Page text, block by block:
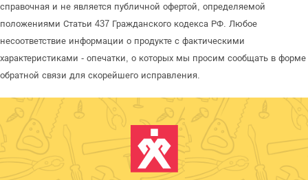
справочная и не является публичной офертой, определяемой
положениями Статьи 437 Гражданского кодекса РФ. Любое
несоответствие информации о продукте с фактическими
характеристиками - опечатки, о которых мы просим сообщать в форме
обратной связи для скорейшего исправления.